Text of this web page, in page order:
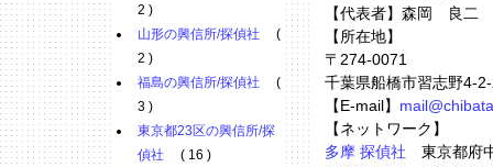
【代表者】森岡 良二
【所在地】
〒274-0071
千葉県船橋市習志野4-
【E-mail】
【ネットワーク】
多摩 探偵社 東京都府
2 )
山形の興信所/探偵社 (
2 )
福島の興信所/探偵社 (
3 )
東京都23区の興信所/探
偵社 ( 16 )